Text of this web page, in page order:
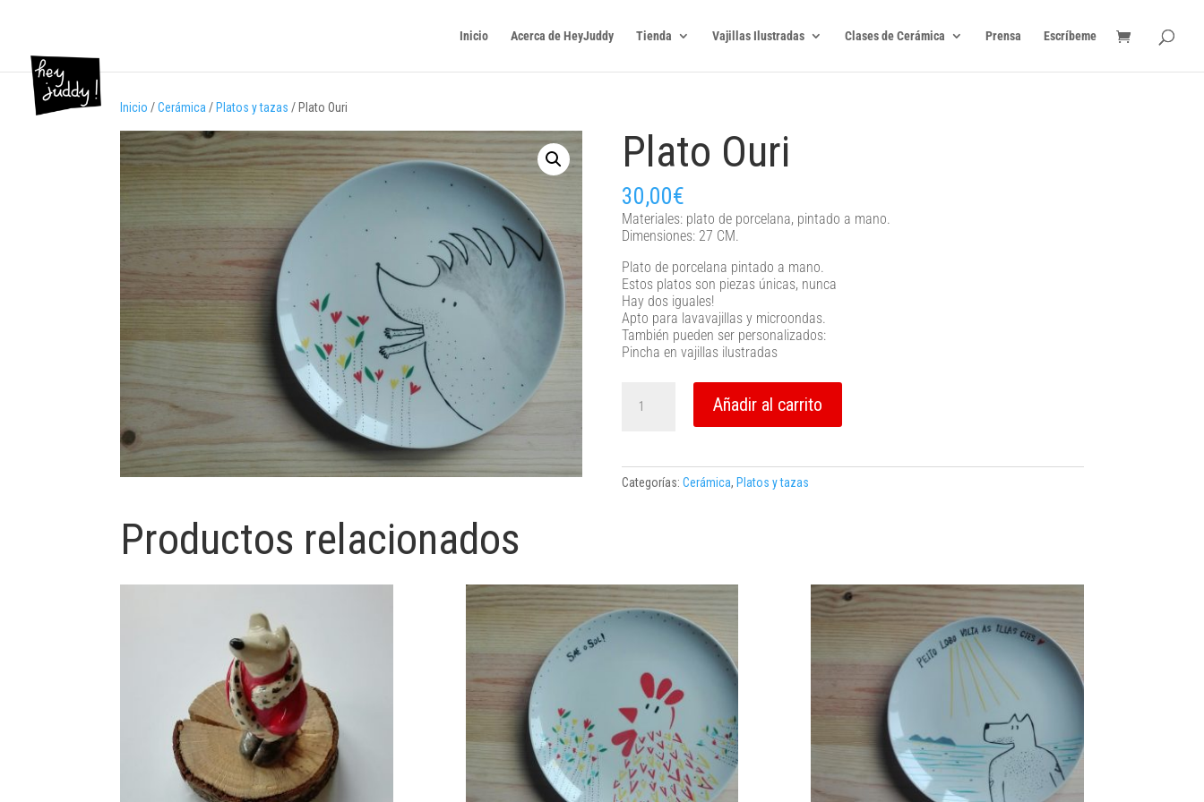
Inicio Acerca de HeyJuddy Tienda Vajillas Ilustradas Clases de Cerámica Prensa Escríbeme
Inicio /Cerámica / Platos y tazas / Plato Ouri
Plato Ouri
30,00€
Materiales: plato de porcelana, pintado a mano.
Dimensiones: 27 CM.
Plato de porcelana pintado a mano.
Estos platos son piezas únicas, nunca
Hay dos iguales!
Apto para lavavajillas y microondas.
También pueden ser personalizados:
Pincha en vajillas ilustradas
Añadir al carrito
Categorías: Cerámica, Platos y tazas
Productos relacionados